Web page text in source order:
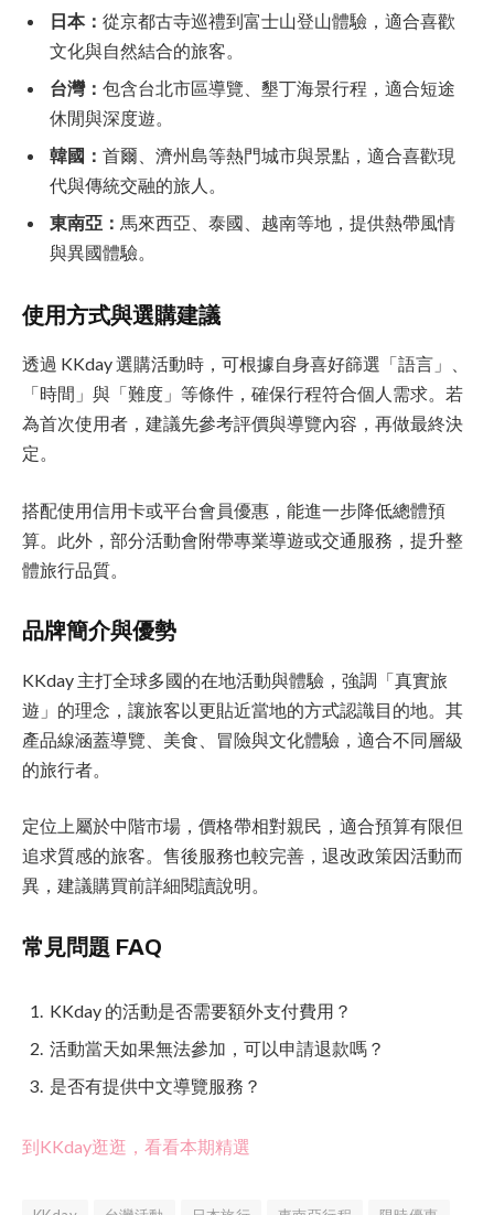
日本： 從京都古寺巡禮到富士山登山體驗，適合喜歡
文化與自然結合的旅客。
台灣： 包含台北市區導覽、墾丁海景行程，適合短途
休閒與深度遊。
韓國： 首爾、濟州島等熱門城市與景點，適合喜歡現
代與傳統交融的旅人。
東南亞： 馬來西亞、泰國、越南等地，提供熱帶風情
與異國體驗。
使用方式與選購建議
透過 KKday 選購活動時，可根據自身喜好篩選「語言」、
「時間」與「難度」等條件，確保行程符合個人需求。若
為首次使用者，建議先參考評價與導覽內容，再做最終決
定。
搭配使用信用卡或平台會員優惠，能進一步降低總體預
算。此外，部分活動會附帶專業導遊或交通服務，提升整
體旅行品質。
品牌簡介與優勢
KKday 主打全球多國的在地活動與體驗，強調「真實旅
遊」的理念，讓旅客以更貼近當地的方式認識目的地。其
產品線涵蓋導覽、美食、冒險與文化體驗，適合不同層級
的旅行者。
定位上屬於中階市場，價格帶相對親民，適合預算有限但
追求質感的旅客。售後服務也較完善，退改政策因活動而
異，建議購買前詳細閱讀說明。
常見問題 FAQ
KKday 的活動是否需要額外支付費用？
活動當天如果無法參加，可以申請退款嗎？
是否有提供中文導覽服務？
到KKday逛逛，看看本期精選